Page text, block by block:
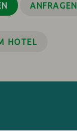
ANFRAGEN
HOTEL